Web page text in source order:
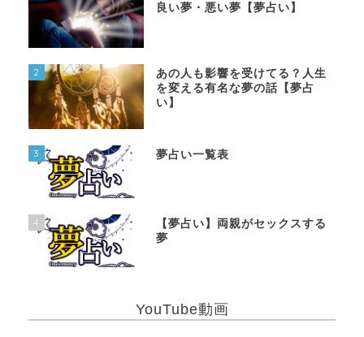
良い夢・悪い夢【夢占い】
2
あの人も影響を受けてる？人生
を変える有名な夢の話【夢占
い】
3 夢占い一覧表
4
【夢占い】両親がセックスする
夢
YouTube動画